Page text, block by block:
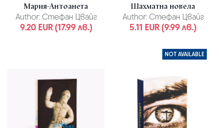
Мария-Антоанета
Author: Стефан Цвайг
9.20 EUR (17.99 лв.)
Шахматна новела
Author: Стефан Цвайг
5.11 EUR (9.99 лв.)
NOT AVAILABLE